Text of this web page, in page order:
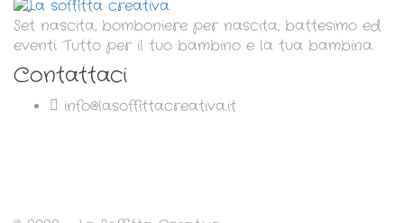
Set nascita, bomboniere per nascita, battesimo ed
eventi. Tutto per il tuo bambino e la tua bambina.
Contattaci
info@lasoffittacreativa.it